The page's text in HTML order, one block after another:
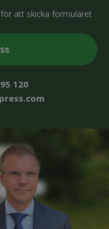
att skicka formuläret
120